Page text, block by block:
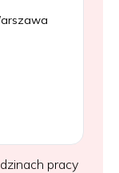
pracy